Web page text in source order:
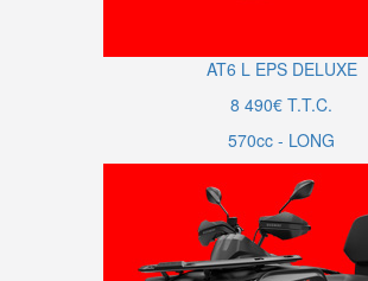
AT6 L EPS DELUXE
8 490€ T.T.C.
570cc - LONG